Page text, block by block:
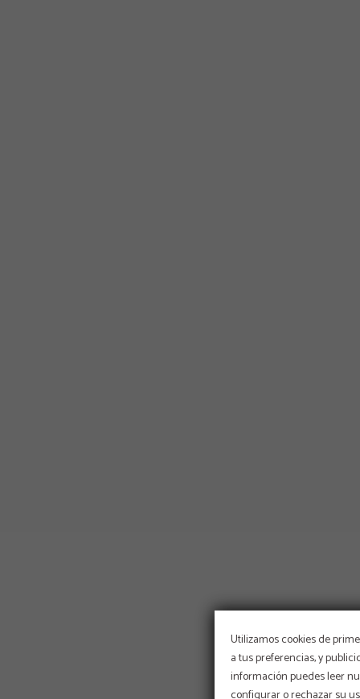
Utilizamos cookies de
a tus preferencias, y
información puedes leer